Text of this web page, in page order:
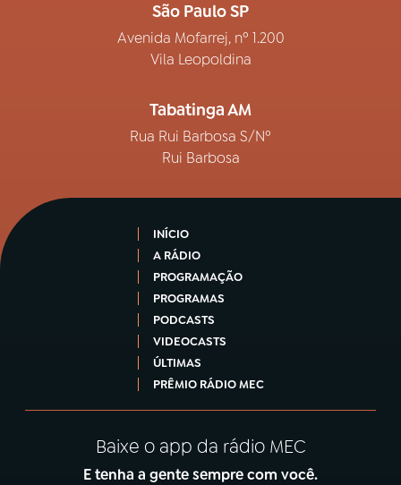
São Paulo SP
Avenida Mofarrej, nº 1.200
Vila Leopoldina
Tabatinga AM
Rua Rui Barbosa S/Nº
Rui Barbosa
INÍCIO
A RÁDIO
PROGRAMAÇÃO
PROGRAMAS
PODCASTS
VIDEOCASTS
ÚLTIMAS
PRÊMIO RÁDIO MEC
Baixe o app da rádio MEC
E tenha a gente sempre com você.